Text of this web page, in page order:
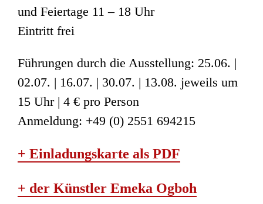
und Feiertage 11 – 18 Uhr
Eintritt frei
Führungen durch die Ausstellung: 25.06. |
02.07. | 16.07. | 30.07. | 13.08. jeweils um
15 Uhr | 4 € pro Person
Anmeldung: +49 (0) 2551 694215
+ Einladungskarte als PDF
+ der Künstler Emeka Ogboh